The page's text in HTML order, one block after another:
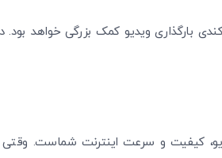
بارگذاری ویدیو کمک بزرگی خواهد بود.
کیفیت و سرعت اینترنت شماست. وقتی